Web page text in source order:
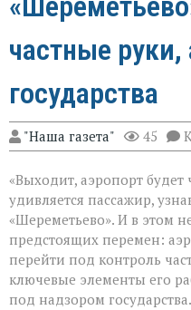
частные руки,
государства
"Наша газета" 45
«Выходит, аэропорт
удивляется пассажир,
«Шереметьево». И в этом
предстоящих перемен:
перейти под контроль
ключевые элементы его
под надзором государства.